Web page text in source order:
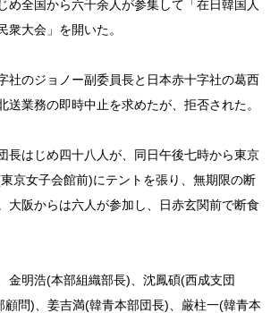
め全国から六千余人が参集して「在日韓国人
衆大会」を開いた。
社のジョノー副委員長と日本赤十字社の葛西
送業務の即時中止を求めたが、拒否された。
長はじめ四十八人が、同日午後七時から東京
京女子会館前)にテントを張り、無期限の断
大阪からは六人が参加し、日赤玄関前で断食
金明浩(本部組織部長)、沈鳳碩(西成支団
顧問)、姜吉満(韓青本部団長)、厳柱一(韓青本